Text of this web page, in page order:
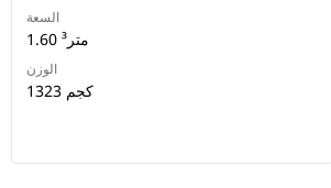
السعة
1.60 متر³
الوزن
1323 كجم